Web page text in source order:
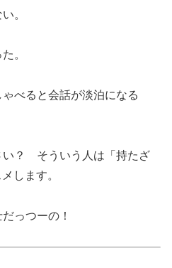
。
。
べると会話が淡泊になる
い？ そういう人は「持たざ
します。
っつーの！